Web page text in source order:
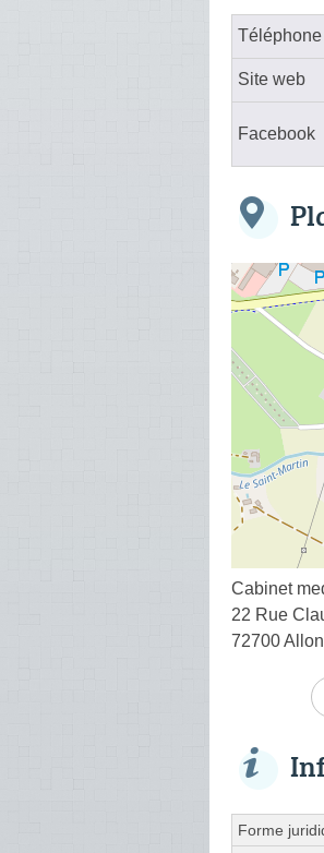
Téléphone
Site web
Facebook
Cabinet
22 Rue
72700
Forme